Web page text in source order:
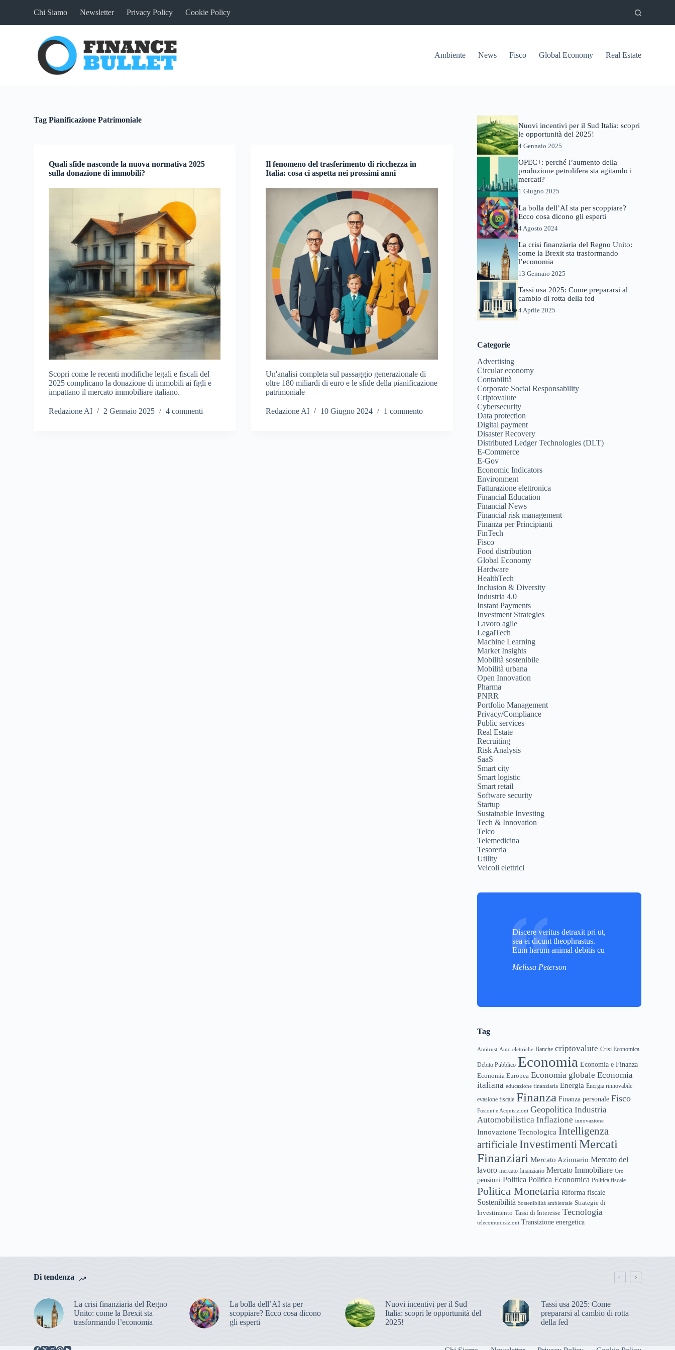
l
Chi Siamo Newsletter Privacy Policy Cookie Policy
Ambiente News Fisco Global Economy Real Estate
Tag Pianificazione Patrimoniale
Quali sfide nasconde la nuova normativa 2025
sulla donazione di immobili?
Scopri come le recenti modifiche legali e fiscali del
2025 complicano la donazione di immobili ai figli e
impattano il mercato immobiliare italiano.
Redazione AI 2 Gennaio 2025 4 commenti
Il fenomeno del trasferimento di ricchezza in
Italia: cosa ci aspetta nei prossimi anni
Un'analisi completa sul passaggio generazionale di
oltre 180 miliardi di euro e le sfide della pianificazione
patrimoniale
Redazione AI 10 Giugno 2024 1 commento
Nuovi incentivi per il Sud Italia: scopri
le opportunità del 2025!
4 Gennaio 2025
OPEC+: perché l’aumento della
produzione petrolifera sta agitando i
mercati?
1 Giugno 2025
La bolla dell’AI sta per scoppiare?
Ecco cosa dicono gli esperti
4 Agosto 2024
La crisi finanziaria del Regno Unito:
come la Brexit sta trasformando
l’economia
13 Gennaio 2025
Tassi usa 2025: Come prepararsi al
cambio di rotta della fed
4 Aprile 2025
Categorie
Advertising
Circular economy
Contabilità
Corporate Social Responsability
Criptovalute
Cybersecurity
Data protection
Digital payment
Disaster Recovery
Distributed Ledger Technologies (DLT)
E-Commerce
E-Gov
Economic Indicators
Environment
Fatturazione elettronica
Financial Education
Financial News
Financial risk management
Finanza per Principianti
FinTech
Fisco
Food distribution
Global Economy
Hardware
HealthTech
Inclusion & Diversity
Industria 4.0
Instant Payments
Investment Strategies
Lavoro agile
LegalTech
Machine Learning
Market Insights
Mobilità sostenibile
Mobilità urbana
Open Innovation
Pharma
PNRR
Portfolio Management
Privacy/Compliance
Public services
Real Estate
Recruiting
Risk Analysis
SaaS
Smart city
Smart logistic
Smart retail
Software security
Startup
Sustainable Investing
Tech & Innovation
Telco
Telemedicina
Tesoreria
Utility
Veicoli elettrici
Discere veritus detraxit pri ut,
sea ei dicunt theophrastus.
Eum harum animal debitis cu
Melissa Peterson
Tag
Antitrust Auto elettriche Banche criptovalute Crisi Economica
Debito Pubblico Economia Economia e Finanza
Economia Europea Economia globale Economia
italiana educazione finanziaria Energia Energia rinnovabile
evasione fiscale Finanza Finanza personale Fisco
Fusioni e Acquisizioni Geopolitica Industria
Automobilistica Inflazione innovazione
Innovazione Tecnologica Intelligenza
artificiale Investimenti Mercati
Finanziari Mercato Azionario Mercato del
lavoro mercato finanziario Mercato Immobiliare Oro
pensioni Politica Politica Economica Politica fiscale
Politica Monetaria Riforma fiscale
Sostenibilità Sostenibilità ambientale Strategie di
Investimento Tassi di Interesse Tecnologia
telecomunicazioni Transizione energetica
Di tendenza
La crisi finanziaria del Regno
Unito: come la Brexit sta
trasformando l’economia
La bolla dell’AI sta per
scoppiare? Ecco cosa dicono
gli esperti
Nuovi incentivi per il Sud
Italia: scopri le opportunità del
2025!
Tassi usa 2025: Come
prepararsi al cambio di rotta
della fed